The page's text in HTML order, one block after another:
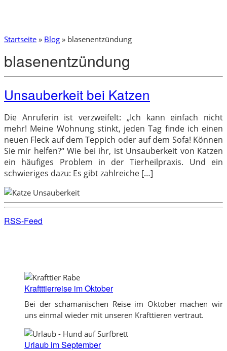
Startseite » Blog » blasenentzündung
blasenentzündung
Unsauberkeit bei Katzen
Die Anruferin ist verzweifelt: „Ich kann einfach nicht
mehr! Meine Wohnung stinkt, jeden Tag finde ich einen
neuen Fleck auf dem Teppich oder auf dem Sofa! Können
Sie mir helfen?“ Wie bei ihr, ist Unsauberkeit von Katzen
ein häufiges Problem in der Tierheilpraxis. Und ein
schwieriges dazu: Es gibt zahlreiche […]
RSS-Feed
Kraftttierreise im Oktober
Bei der schamanischen Reise im Oktober machen wir
uns einmal wieder mit unseren Krafttieren vertraut.
Urlaub im September